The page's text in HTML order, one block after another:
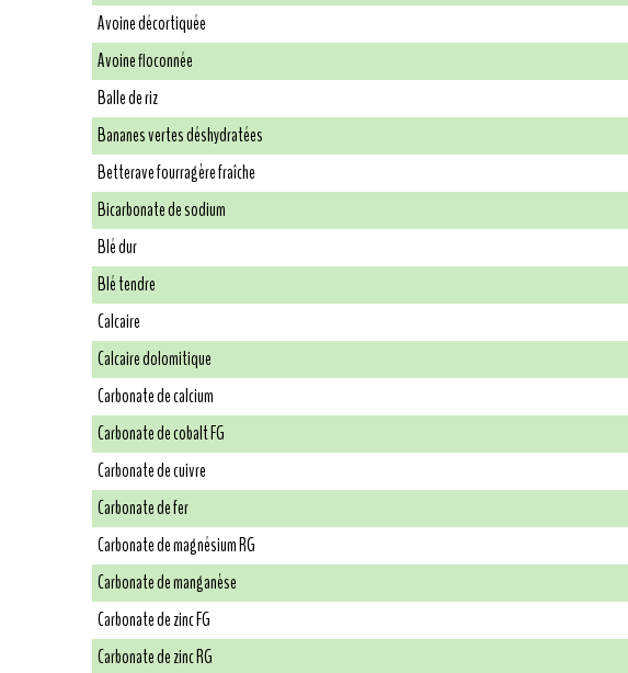
Avoine décortiquée
Avoine floconnée
Balle de riz
Bananes vertes déshydratées
Betterave fourragère fraîche
Bicarbonate de sodium
Blé dur
Blé tendre
Calcaire
Calcaire dolomitique
Carbonate de calcium
Carbonate de cobalt FG
Carbonate de cuivre
Carbonate de fer
Carbonate de magnésium RG
Carbonate de manganèse
Carbonate de zinc FG
Carbonate de zinc RG